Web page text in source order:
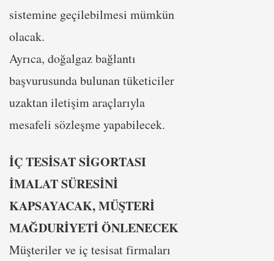
sistemine geçilebilmesi mümkün
olacak.
Ayrıca, doğalgaz bağlantı
başvurusunda bulunan tüketiciler
uzaktan iletişim araçlarıyla
mesafeli sözleşme yapabilecek.
İÇ TESİSAT SİGORTASI
İMALAT SÜRESİNİ
KAPSAYACAK, MÜŞTERİ
MAĞDURİYETİ ÖNLENECEK
Müşteriler ve iç tesisat firmaları